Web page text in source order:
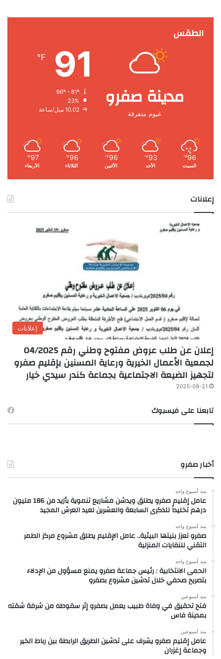
الطقس
مدينة صفرو
غيوم متفرقة
91
℉
23%
10.02 ميل/ساعة
96
℉
السبت
93
℉
الأحد
96
℉
الأثنين
96
℉
الثلاثاء
97
℉
الأربعاء
إعلانات
إعلانات
إعلان عن طلب عروض مفتوح وطني رقم 04/2025
لجمعية الأعمال الخيرية ورعاية المسنين بإقليم صفرو
لتجهيز الضيعة الاجتماعية بجماعة كندر سيدي خيار
2025-09-21
تابعنا على فيسبوك
أخبار صفرو
منذ أسبوع واحد
عامل إقليم صفرو يطلق ويدشن مشاريع تنموية بأزيد من 186 مليون
درهم تخليداً للذكرى السابعة والعشرين لعيد العرش المجيد
منذ أسبوع واحد
صفرو تعزز بنيتها البيئية.. عامل الإقليم يطلق مشروع مركز الطمر
التقني للنفايات المنزلية
منذ أسبوع واحد
الحمى الانتخابية : رئيس جماعة صفرو يمنع مسؤول من الإدلاء
بتصريح صحفي خلال تدشين مشروع بصفرو
منذ أسبوعين
فتح تحقيق في وفاة طبيب يعمل بصفرو إثر سقوطه من شرفة شقته
بمدينة فاس
منذ أسبوعين
عامل إقليم صفرو يشرف على تدشين الطريق الرابطة بين رباط الخير
وجماعة إغزران